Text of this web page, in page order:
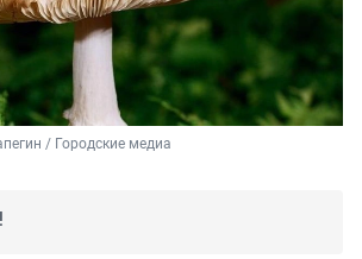
/ Городские медиа